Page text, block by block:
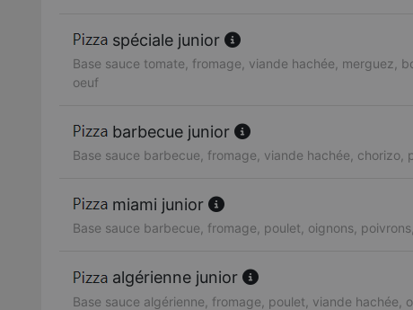
spéciale junior
Base sauce tomate, fromage, viande hachée, merguez,
oeuf
barbecue junior
Base sauce barbecue, fromage, viande hachée, chorizo,
miami junior
Base sauce barbecue, fromage, poulet, oignons,
algérienne junior
Base sauce algérienne, fromage, poulet, viande hachée,